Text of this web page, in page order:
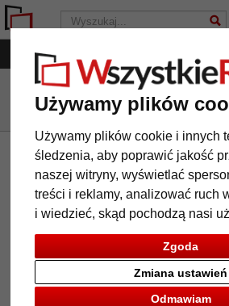
Używamy plików
Używamy plików cookie i innych
śledzenia, aby poprawić jakość
naszej witryny, wyświetlać
treści i reklamy, analizować ruch
i wiedzieć, skąd pochodzą nasi
Zgoda
Odmawiam
Zmiana ustawień
WszystkieRamy.pl Inne produkty
Newsletter
Jeżeli chcą Państwo otrzymywać nasz
wpisanie adresu e-mail w tym miejscu.
można zrezygnować ze subskrypcji